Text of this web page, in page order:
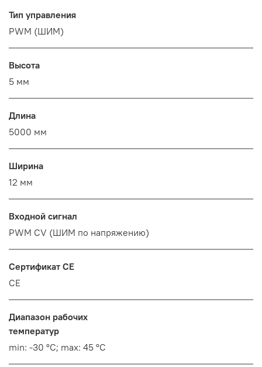
Тип управления
PWM (ШИМ)
Высота
5 мм
Длина
5000 мм
Ширина
12 мм
Входной сигнал
PWM СV (ШИМ по напряжению)
Сертификат CE
CE
Диапазон рабочих
температур
min: -30 °C; max: 45 °C